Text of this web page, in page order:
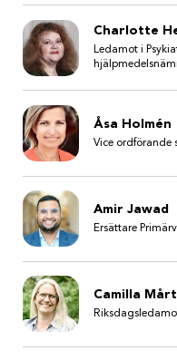
Charlotte
Ledamot i
Åsa Holmén
Vice ordförande
Amir Jawad
Ersättare
Camilla